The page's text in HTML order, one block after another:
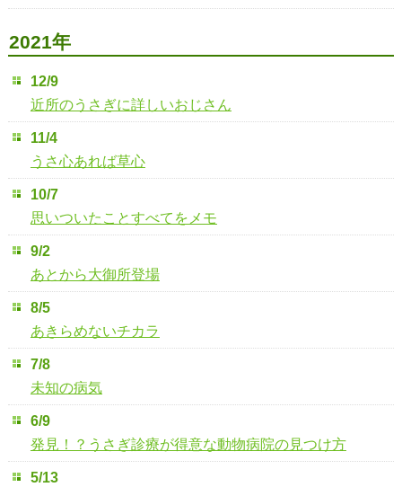
2021年
12/9
近所のうさぎに詳しいおじさん
11/4
うさ心あれば草心
10/7
思いついたことすべてをメモ
9/2
あとから大御所登場
8/5
あきらめないチカラ
7/8
未知の病気
6/9
発見！？うさぎ診療が得意な動物病院の見つけ方
5/13